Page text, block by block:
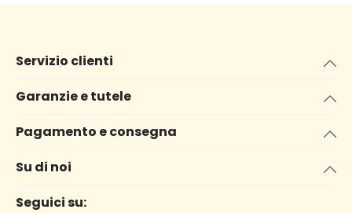
Servizio clienti
Garanzie e tutele
Pagamento e consegna
Su di noi
Seguici su: